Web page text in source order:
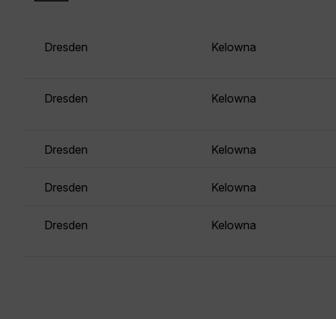
Dresden Kelowna
Dresden Kelowna
Dresden Kelowna
Dresden Kelowna
Dresden Kelowna